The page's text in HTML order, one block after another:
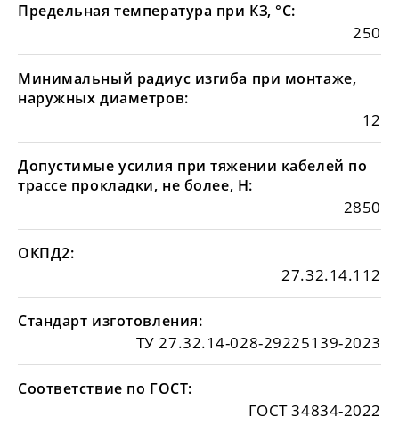
Предельная температура при КЗ, °С:
250
Минимальный радиус изгиба при монтаже,
наружных диаметров:
12
Допустимые усилия при тяжении кабелей по
трассе прокладки, не более, Н:
2850
ОКПД2:
27.32.14.112
Стандарт изготовления:
ТУ 27.32.14-028-29225139-2023
Соответствие по ГОСТ:
ГОСТ 34834-2022